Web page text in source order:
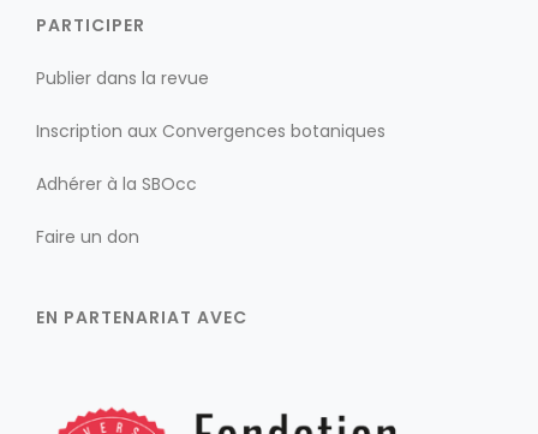
PARTICIPER
Publier dans la revue
Inscription aux Convergences botaniques
Adhérer à la SBOcc
Faire un don
EN PARTENARIAT AVEC